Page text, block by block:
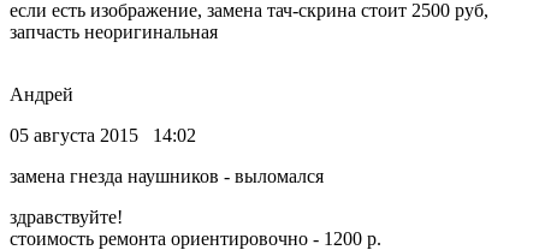
если есть изображение, замена тач-скрина стоит 2500 руб,
запчасть неоригинальная
Андрей
05 августа 2015 14:02
замена гнезда наушников - выломался
здравствуйте!
стоимость ремонта ориентировочно - 1200 р.